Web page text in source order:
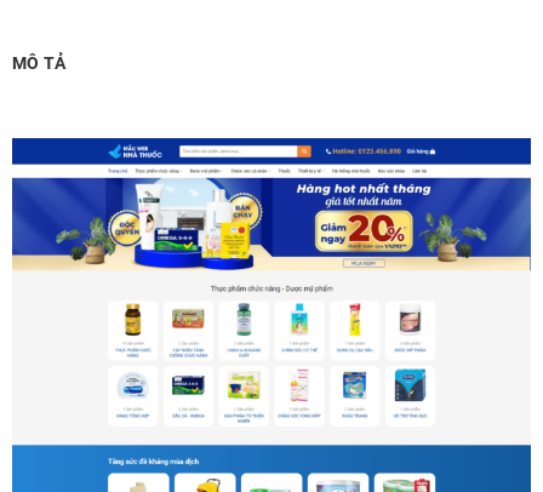
Tên miền quốc tế .com .net .org (1 năm)(+350,000 ₫)
Tên miền Việt Nam .vn (1 năm)(+550,000 ₫)
Hosting 2GB SSD (1 năm)
(+700,000 ₫)
Hosting 4GB SSD (1 năm)(+1,000,000 ₫)
Hosting 8GB SSD (1 năm)
(+1,200,000 ₫)
MÔ TẢ